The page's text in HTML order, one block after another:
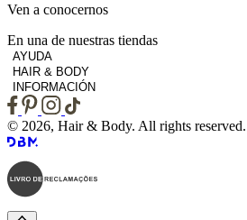
Ven a conocernos
En una de nuestras tiendas
AYUDA
HAIR & BODY
INFORMACIÓN
© 2026, Hair & Body. All rights reserved.